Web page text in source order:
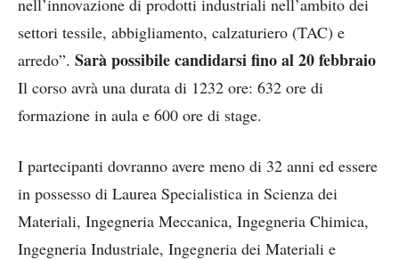
nell’innovazione di prodotti industriali nell’ambito dei
settori tessile, abbigliamento, calzaturiero (TAC) e
arredo”. Sarà possibile candidarsi fino al 20 febbraio
Il corso avrà una durata di 1232 ore: 632 ore di
formazione in aula e 600 ore di stage.
I partecipanti dovranno avere meno di 32 anni ed essere
in possesso di Laurea Specialistica in Scienza dei
Materiali, Ingegneria Meccanica, Ingegneria Chimica,
Ingegneria Industriale, Ingegneria dei Materiali e